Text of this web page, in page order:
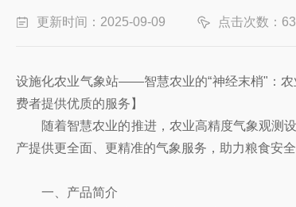
更新时间：2025-09-09 点击次数：
设施化农业气象站——智慧农业的“神经末梢"：农
费者提供优质的服务】
随着智慧农业的推进，农业高精度气象观测设
产提供更全面、更精准的气象服务，助力粮食安
一、产品简介